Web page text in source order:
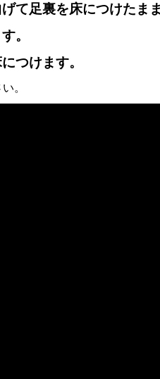
て足裏を床につけたま
。
つけます。
。